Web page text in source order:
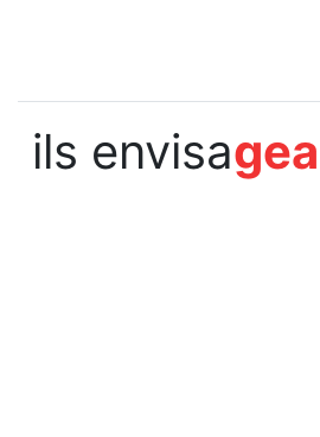
ils envisa